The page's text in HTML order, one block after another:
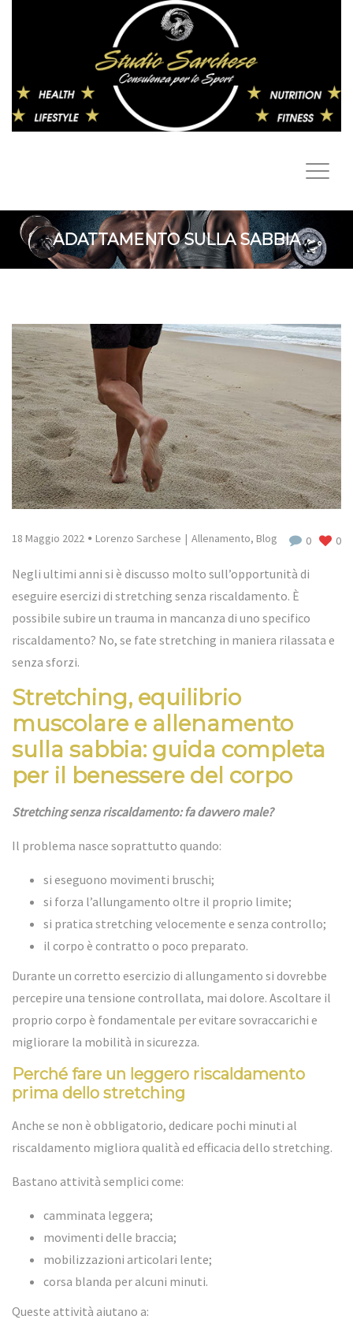
ADATTAMENTO SULLA SABBIA
18 Maggio 2022 Lorenzo Sarchese Allenamento, Blog 0 0
Negli ultimi anni si è discusso molto sull’opportunità di
eseguire esercizi di stretching senza riscaldamento. È
possibile subire un trauma in mancanza di uno specifico
riscaldamento? No, se fate stretching in maniera rilassata e
senza sforzi.
Stretching, equilibrio
muscolare e allenamento
sulla sabbia: guida completa
per il benessere del corpo
Stretching senza riscaldamento: fa davvero male?
Il problema nasce soprattutto quando:
si eseguono movimenti bruschi;
si forza l’allungamento oltre il proprio limite;
si pratica stretching velocemente e senza controllo;
il corpo è contratto o poco preparato.
Durante un corretto esercizio di allungamento si dovrebbe
percepire una tensione controllata, mai dolore. Ascoltare il
proprio corpo è fondamentale per evitare sovraccarichi e
migliorare la mobilità in sicurezza.
Perché fare un leggero riscaldamento
prima dello stretching
Anche se non è obbligatorio, dedicare pochi minuti al
riscaldamento migliora qualità ed efficacia dello stretching.
Bastano attività semplici come:
camminata leggera;
movimenti delle braccia;
mobilizzazioni articolari lente;
corsa blanda per alcuni minuti.
Queste attività aiutano a: